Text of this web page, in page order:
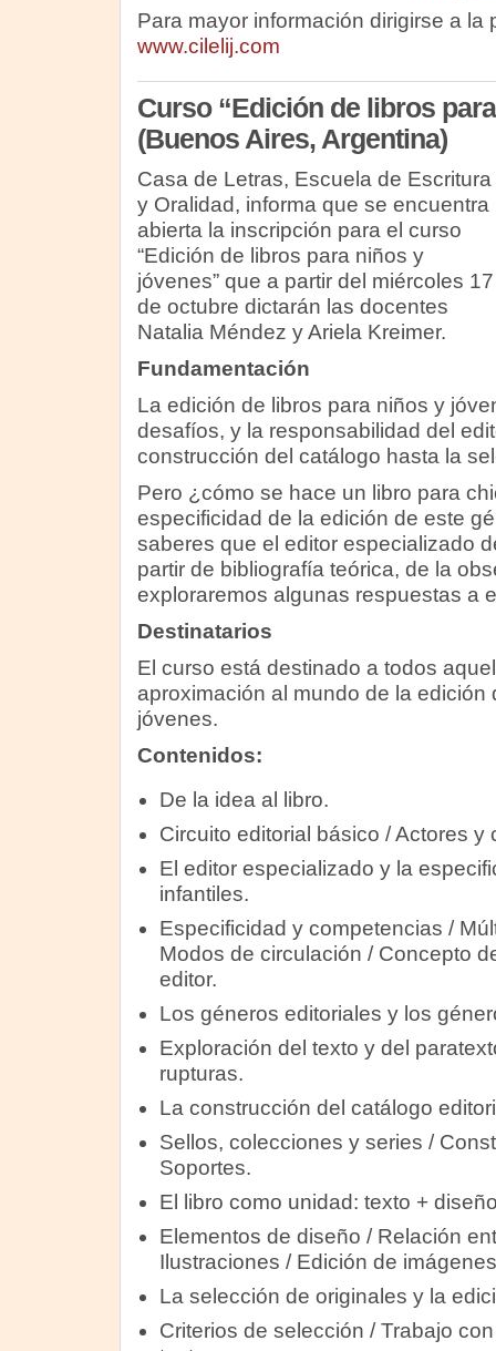
Para mayor información dirigirse a la
www.cilelij.com
Curso “Edición de libros
(Buenos Aires, Argentina)
Casa de Letras, Escuela de Escritura
y Oralidad, informa que se encuentra
abierta la inscripción para el curso
“Edición de libros para niños y
jóvenes” que a partir del miércoles 17
de octubre dictarán las docentes
Natalia Méndez y Ariela Kreimer.
Fundamentación
La edición de libros para niños y
desafíos, y la responsabilidad del
construcción del catálogo hasta la
Pero ¿cómo se hace un libro para
especificidad de la edición de este
saberes que el editor especializado
partir de bibliografía teórica, de la
exploraremos algunas respuestas a
Destinatarios
El curso está destinado a todos
aproximación al mundo de la edición
jóvenes.
Contenidos:
De la idea al libro.
Circuito editorial básico / Actores y
El editor especializado y la
infantiles.
Especificidad y competencias /
Modos de circulación / Concepto
editor.
Los géneros editoriales y los
Exploración del texto y del
rupturas.
La construcción del catálogo
Sellos, colecciones y series /
Soportes.
El libro como unidad: texto +
Elementos de diseño / Relación
Ilustraciones / Edición de
La selección de originales y la
Criterios de selección / Trabajo